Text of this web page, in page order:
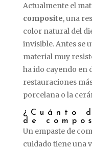
Actualmente el
composite, una
color natural del
invisible. Antes se
material muy
ha ido cayendo en
restauraciones
porcelana o la
¿Cuánto
de
Un empaste de
cuidado tiene una